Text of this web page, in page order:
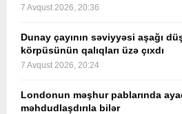
7 Avqust 2026, 20:36
Dunay çayının səviyyəsi aşağı
körpüsünün qalıqları üzə çıxdı
7 Avqust 2026, 20:24
Londonun məşhur pablarında
məhdudlaşdırıla bilər